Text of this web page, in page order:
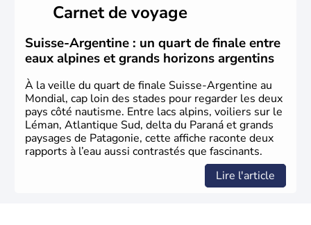
féodal marque la naissance de la Suisse sous la forme
d'une alliance composée de plusieurs cantons. L'Etat
fédéral n'est créé qu'en 1848 et signe l'abolition des
frontières, ainsi que l'établissement d'une monnaie
unique et d'une armée. La première constitution est
rédigée à la même année, le droit de référendum est
ajouté 26 ans plus tard.
Carnet de voyage
Suisse-Argentine : un quart de finale entre
eaux alpines et grands horizons argentins
À la veille du quart de finale Suisse-Argentine au
Mondial, cap loin des stades pour regarder les deux
pays côté nautisme. Entre lacs alpins, voiliers sur le
Léman, Atlantique Sud, delta du Paraná et grands
paysages de Patagonie, cette affiche raconte deux
rapports à l’eau aussi contrastés que fascinants.
Lire l'article